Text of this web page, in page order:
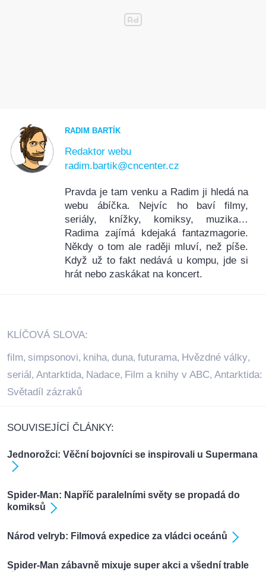
RADIM BARTÍK
Redaktor webu
radim.bartik@cncenter.cz
Pravda je tam venku a Radim ji hledá na
webu ábíčka. Nejvíc ho baví filmy,
seriály, knížky, komiksy, muzika…
Radima zajímá kdejaká fantazmagorie.
Někdy o tom ale raději mluví, než píše.
Když už to fakt nedává u kompu, jde si
hrát nebo zaskákat na koncert.
KLÍČOVÁ SLOVA:
film, simpsonovi, kniha, duna, futurama, Hvězdné války,
seriál , Antarktida, Nadace, Film a knihy v ABC, Antarktida:
Světadíl zázraků
SOUVISEJÍCÍ ČLÁNKY:
Jednorožci: Věční bojovníci se inspirovali u Supermana
Spider-Man: Napříč paralelními světy se propadá do
komiksů
Národ velryb: Filmová expedice za vládci oceánů
Spider-Man zábavně mixuje super akci a všední trable